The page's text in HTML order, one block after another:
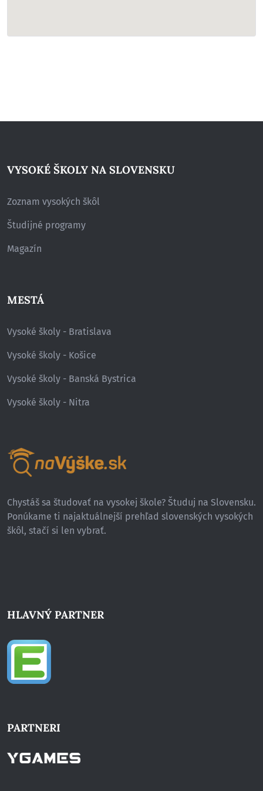
VYSOKÉ ŠKOLY NA SLOVENSKU
Zoznam vysokých škôl
Študijné programy
Magazín
MESTÁ
Vysoké školy - Bratislava
Vysoké školy - Košice
Vysoké školy - Banská Bystrica
Vysoké školy - Nitra
Chystáš sa študovať na vysokej škole? Študuj na Slovensku.
Ponúkame ti najaktuálnejší prehľad slovenských vysokých
škôl, stačí si len vybrať.
HLAVNÝ PARTNER
PARTNERI